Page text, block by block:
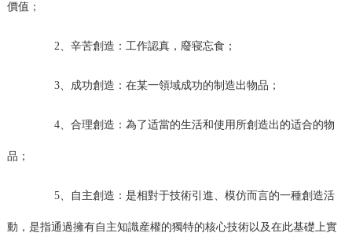
價值；
2、辛苦創造：工作認真，廢寝忘食；
3、成功創造：在某一領域成功的制造出物品；
4、合理創造：為了适當的生活和使用所創造出的适合的物
品；
5、自主創造：是相對于技術引進、模仿而言的一種創造活
動，是指通過擁有自主知識産權的獨特的核心技術以及在此基礎上實